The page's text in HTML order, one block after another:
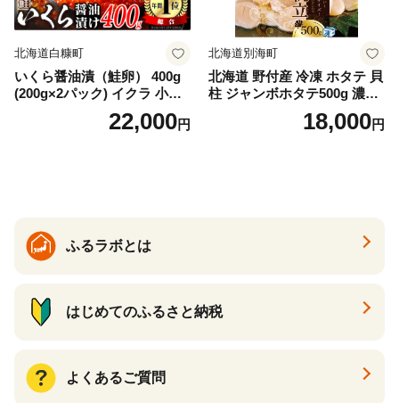
北海道白糠町
いくら醤油漬（鮭卵） 400g
(200g×2パック) イクラ 小分
け いくら醤油漬 鮭いくら い
くら醤油漬け 鮭 鮭卵 ikura
22,000円
北海道別海町
北海道 野付産 冷凍 ホタテ 貝
柱 ジャンボホタテ500g 濃厚
な旨味と甘み （ほたて ホタ
テ 帆立 貝柱 ホタテ貝柱 大玉
18,000円
ふるラボとは
はじめてのふるさと納税
よくあるご質問